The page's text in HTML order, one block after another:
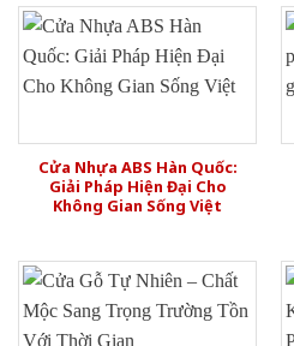
Cửa Nhựa ABS Hàn Quốc:
Giải Pháp Hiện Đại Cho
Không Gian Sống Việt